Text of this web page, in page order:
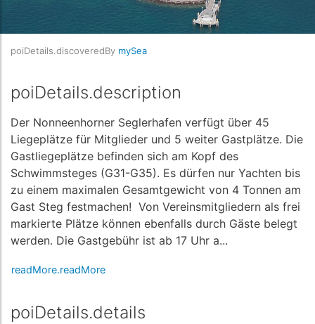
poiDetails.discoveredBy mySea
poiDetails.description
Der Nonneenhorner Seglerhafen verfügt über 45
Liegeplätze für Mitglieder und 5 weiter Gastplätze. Die
Gastliegeplätze befinden sich am Kopf des
Schwimmsteges (G31-G35). Es dürfen nur Yachten bis
zu einem maximalen Gesamtgewicht von 4 Tonnen am
Gast Steg festmachen! Von Vereinsmitgliedern als frei
markierte Plätze können ebenfalls durch Gäste belegt
werden. Die Gastgebühr ist ab 17 Uhr a...
readMore.readMore
poiDetails.details